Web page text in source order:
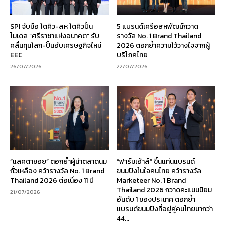
SPI จับมือ โตคิว-สห โตคิวปั้น
โมเดล “ศรีราชาแห่งอนาคต” รับ
คลื่นทุนโลก-ปั้นฮับเศรษฐกิจใหม่
EEC
26/07/2026
5 แบรนด์เครือสหพัฒน์กวาด
รางวัล No. 1 Brand Thailand
2026 ตอกย้ำความไว้วางใจจากผู้
บริโภคไทย
22/07/2026
“แลคตาซอย” ตอกย้ำผู้นำตลาดนม
ถั่วเหลือง คว้ารางวัล No. 1 Brand
Thailand 2026 ต่อเนื่อง 11 ปี
21/07/2026
“ฟาร์มเฮ้าส์” ขึ้นแท่นแบรนด์
ขนมปังในใจคนไทย คว้ารางวัล
Marketeer No. 1 Brand
Thailand 2026 กวาดคะแนนนิยม
อันดับ 1 ของประเทศ ตอกย้ำ
แบรนด์ขนมปังที่อยู่คู่คนไทยมากว่า
44...